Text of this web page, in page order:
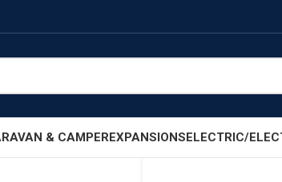
& CAMPEREXPANSIONSELECTRIC/